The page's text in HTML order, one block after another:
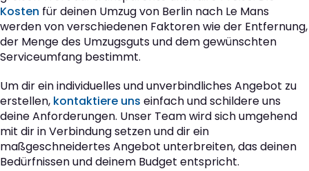
Kosten für deinen Umzug von Berlin nach Le Mans
werden von verschiedenen Faktoren wie der Entfernung,
der Menge des Umzugsguts und dem gewünschten
Serviceumfang bestimmt.
Um dir ein individuelles und unverbindliches Angebot zu
erstellen, kontaktiere uns einfach und schildere uns
deine Anforderungen. Unser Team wird sich umgehend
mit dir in Verbindung setzen und dir ein
maßgeschneidertes Angebot unterbreiten, das deinen
Bedürfnissen und deinem Budget entspricht.